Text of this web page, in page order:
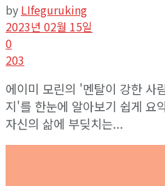
by LIfeguruking
2023년 02월 15일
0
203
에이미 모린의 '멘탈이 강한 사
지'를 한눈에 알아보기 쉽게 요
자신의 삶에 부딪치는...